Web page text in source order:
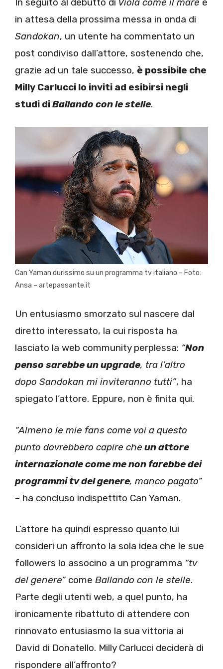
in attesa della prossima messa in onda di
Sandokan, un utente ha commentato un
post condiviso dall’attore, sostenendo che,
grazie ad un tale successo, è possibile che
Milly Carlucci lo inviti ad esibirsi negli
studi diBallando con le stelle.
Can Yaman durissimo su un programma tv italiano – Foto:
Ansa – artepassante.it
Un entusiasmo smorzato sul nascere dal
diretto interessato, la cui risposta ha
lasciato la web community perplessa: “Non
penso sarebbe un upgrade, tra l’altro
dopo Sandokan mi inviteranno tutti”, ha
spiegato l’attore. Eppure, non è finita qui.
“Almeno le mie fans come voi a questo
punto dovrebbero capire che un attore
internazionale come me non farebbe dei
programmi tv del genere, manco pagato”
– ha concluso indispettito Can Yaman.
L’attore ha quindi espresso quanto lui
consideri un affronto la sola idea che le sue
followers lo associno a un programma “tv
del genere”come Ballando con le stelle.
Parte degli utenti web, a quel punto, ha
ironicamente ribattuto di attendere con
rinnovato entusiasmo la sua vittoria ai
David di Donatello. Milly Carlucci deciderà di
rispondere all’affronto?